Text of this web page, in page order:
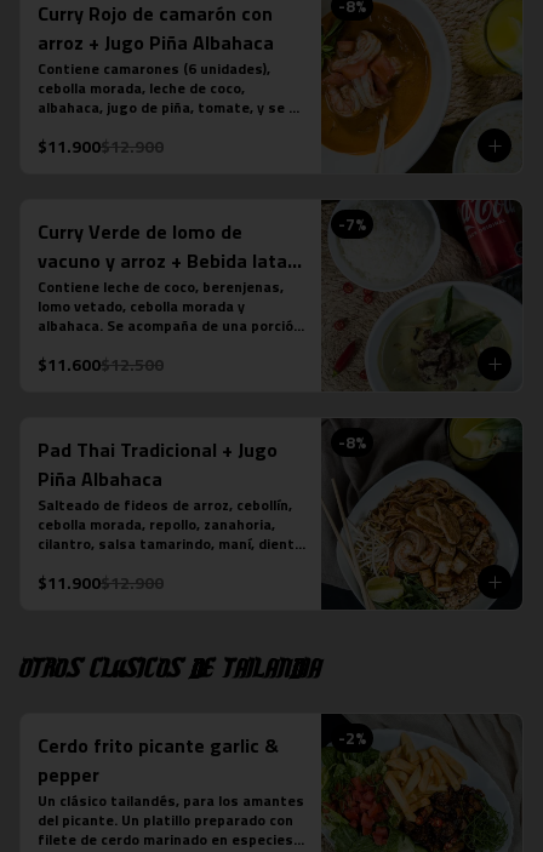
-8%
Curry Rojo de camarón con
arroz + Jugo Piña Albahaca
Contiene camarones (6 unidades),
cebolla morada, leche de coco,
albahaca, jugo de piña, tomate, y se
jazmín. (contiene salsa de pescado).
$11.900$12.900
-7%
Curry Verde de lomo de
vacuno y arroz + Bebida lata
350 cc
Contiene leche de coco, berenjenas,
lomo vetado, cebolla morada y
albahaca. Se acompaña de una porción
pescado). Más bebida en lata a tu
$11.600$12.500
-8%
Pad Thai Tradicional + Jugo
Piña Albahaca
Salteado de fideos de arroz, cebollín,
cebolla morada, repollo, zanahoria,
cilantro, salsa tamarindo, maní, diente
unidades), tofu y pollo. Más jugo
$11.900$12.900
Otros clásicos de Tailandia
-2%
Cerdo frito picante garlic &
pepper
Un clásico tailandés, para los amantes
del picante. Un platillo preparado con
filete de cerdo marinado en especies